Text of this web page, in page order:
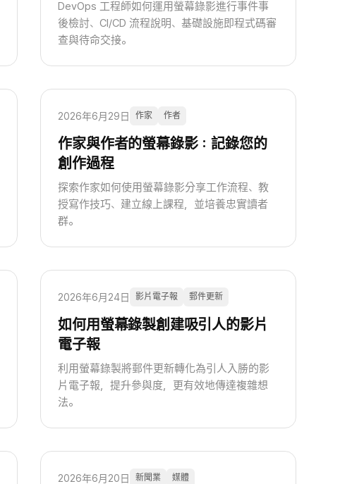
DevOps 工程師如何運用螢幕錄影進行事件事
後檢討、CI/CD 流程說明、基礎設施即程式碼審
查與待命交接。
2026年6月29日 作家 作者
作家與作者的螢幕錄影：記錄您的
創作過程
探索作家如何使用螢幕錄影分享工作流程、教
授寫作技巧、建立線上課程，並培養忠實讀者
群。
2026年6月24日 影片電子報 郵件更新
如何用螢幕錄製創建吸引人的影片
電子報
利用螢幕錄製將郵件更新轉化為引人入勝的影
片電子報，提升參與度，更有效地傳達複雜想
法。
2026年6月20日 新聞業 媒體